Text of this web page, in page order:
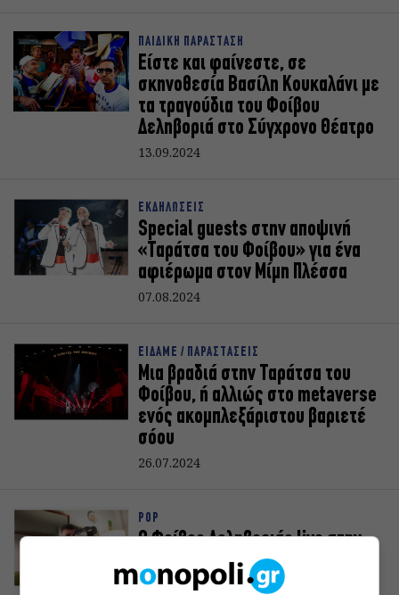
ΠΑΙΔΙΚΗ ΠΑΡΑΣΤΑΣΗ
Είστε και φαίνεστε, σε
σκηνοθεσία Βασίλη Κουκαλάνι με
τα τραγούδια του Φοίβου
Δεληβοριά στο Σύγχρονο Θέατρο
13.09.2024
ΕΚΔΗΛΩΣΕΙΣ
Special guests στην αποψινή
«Ταράτσα του Φοίβου» για ένα
αφιέρωμα στον Μίμη Πλέσσα
07.08.2024
ΕΙΔΑΜΕ / ΠΑΡΑΣΤΑΣΕΙΣ
Μια βραδιά στην Ταράτσα του
Φοίβου, ή αλλιώς στο metaverse
ενός ακομπλεξάριστου βαριετέ
σόου
26.07.2024
POP
Ο Φοίβος Δεληβοριάς live στην
Τεχνόπολη – Special Guest το
Παιδί Τραύμα